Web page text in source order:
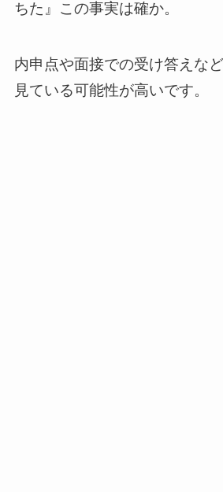
ちた』この事実は確か。
内申点や面接での受け答えな
見ている可能性が高いです。